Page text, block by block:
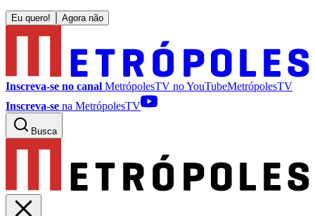
Eu quero! Agora não
Inscreva-se no canal MetrópolesTV noYouTubeMetrópolesTV
Inscreva-se na MetrópolesTV
Busca